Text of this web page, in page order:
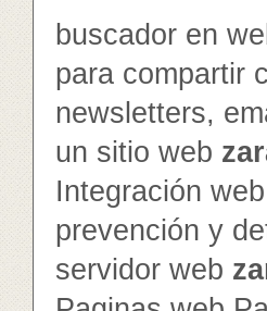
buscador en
para compartir
newsletters,
un sitio web
Integración
prevención y
servidor web